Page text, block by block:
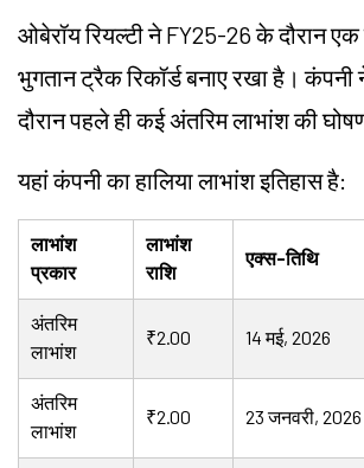
ओबेरॉय रियल्टी ने FY25-26 के दौरान एक
भुगतान ट्रैक रिकॉर्ड बनाए रखा है। कंपनी ने
दौरान पहले ही कई अंतरिम लाभांश की
यहां कंपनी का हालिया लाभांश इतिहास है:
लाभांश
प्रकार
लाभांश
राशि
एक्स-तिथि
अंतरिम
लाभांश
₹2.00 14 मई, 2026
अंतरिम
लाभांश
₹2.00 23 जनवरी, 2026